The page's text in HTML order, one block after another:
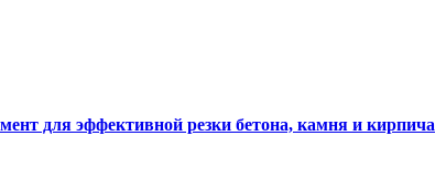
для эффективной резки бетона, камня и кирпича